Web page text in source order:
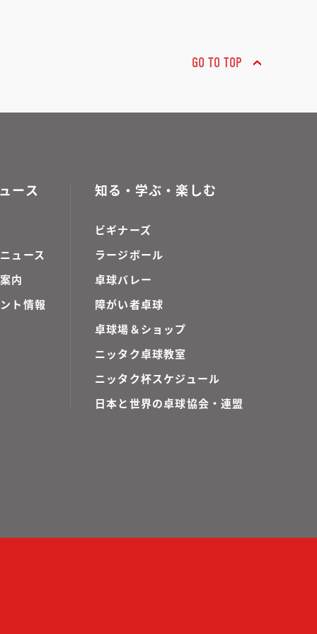
GO TO TOP
ース
ュース
内
ト情報
知る・学ぶ・楽しむ
ビギナーズ
ラージボール
卓球バレー
障がい者卓球
卓球場＆ショップ
ニッタク卓球教室
ニッタク杯スケジュール
日本と世界の卓球協会・連盟